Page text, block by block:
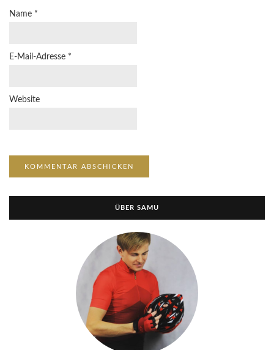
Name *
E-Mail-Adresse *
Website
ÜBER SAMU